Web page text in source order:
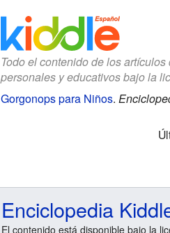
Todo el contenido de los artículos
personales y educativos bajo la
Gorgonops para Niños.
Enciclopedia
El contenido está disponible bajo la